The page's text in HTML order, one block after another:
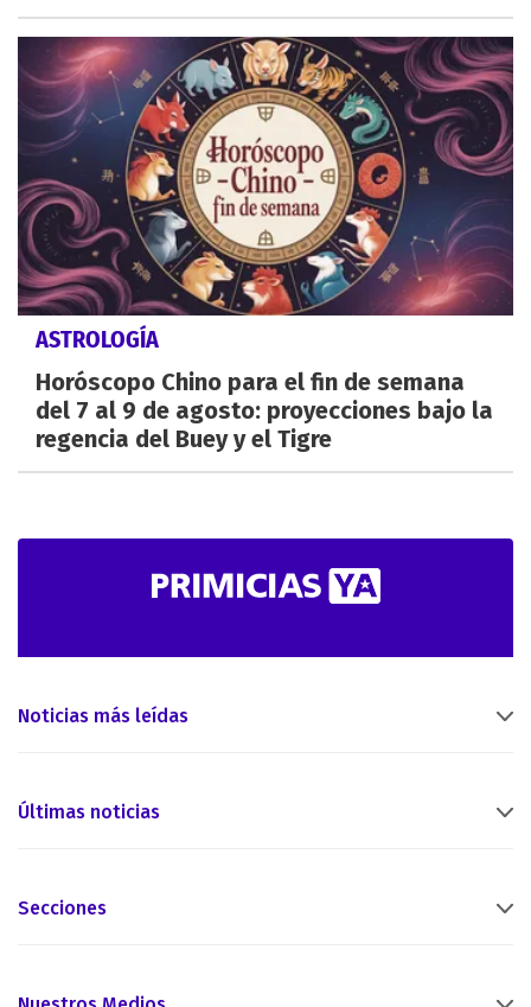
ASTROLOGÍA
Horóscopo Chino para el fin de semana
del 7 al 9 de agosto: proyecciones bajo la
regencia del Buey y el Tigre
Noticias más leídas
Últimas noticias
Secciones